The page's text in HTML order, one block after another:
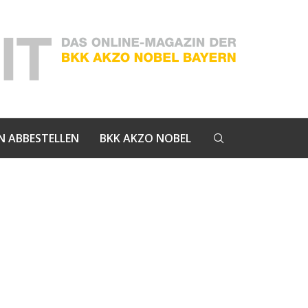
ABBESTELLEN BKK AKZO NOBEL